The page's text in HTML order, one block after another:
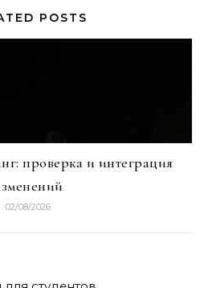
POSTS
проверка и интеграция
02/08/2026